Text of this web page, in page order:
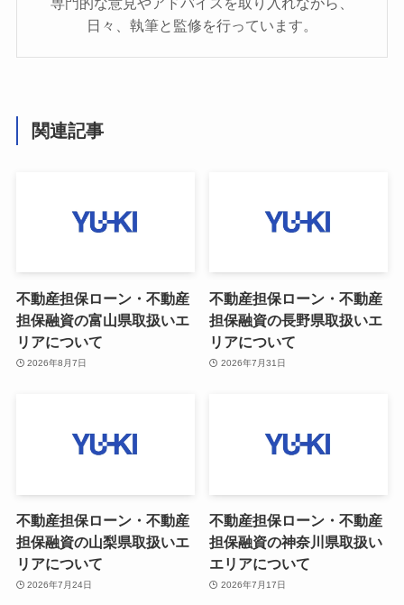
日々、執筆と監修を行っています。
関連記事
不動産担保ローン・不動産
担保融資の富山県取扱いエ
リアについて
2026年8月7日
不動産担保ローン・不動産
担保融資の長野県取扱いエ
リアについて
2026年7月31日
不動産担保ローン・不動産
担保融資の山梨県取扱いエ
リアについて
2026年7月24日
不動産担保ローン・不動産
担保融資の神奈川県取扱い
エリアについて
2026年7月17日